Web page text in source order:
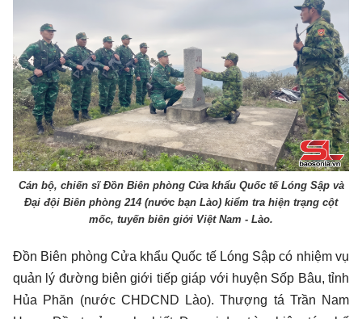
Cán bộ, chiến sĩ Đồn Biên phòng Cửa khẩu Quốc tế Lóng Sập và
Đại đội Biên phòng 214 (nước bạn Lào) kiểm tra hiện trạng cột
mốc, tuyến biên giới Việt Nam - Lào.
Đồn Biên phòng Cửa khẩu Quốc tế Lóng Sập có nhiệm vụ
quản lý đường biên giới tiếp giáp với huyện Sốp Bâu, tỉnh
Hủa Phăn (nước CHDCND Lào). Thượng tá Trần Nam